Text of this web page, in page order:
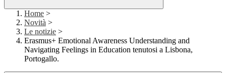
Home >
Novità >
Le notizie >
Erasmus+ Emotional Awareness Understanding and
Navigating Feelings in Education tenutosi a Lisbona,
Portogallo.